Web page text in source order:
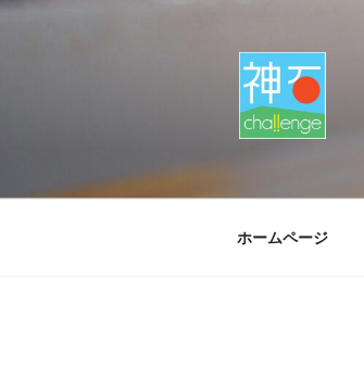
コ
キ
ホームページ